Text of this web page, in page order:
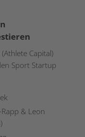
Capital)
Sport Startup
& Leon